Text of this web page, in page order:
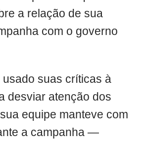
a relação de sua
com o governo
suas críticas à
desviar atenção dos
equipe manteve com
a campanha —